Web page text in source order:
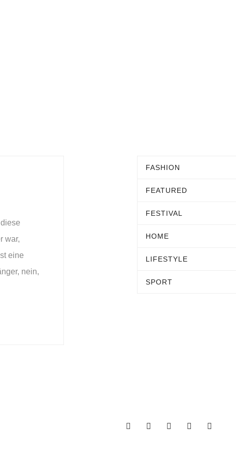
war,
eine
nein,
FASHION
FEATURED
FESTIVAL
HOME
LIFESTYLE
SPORT